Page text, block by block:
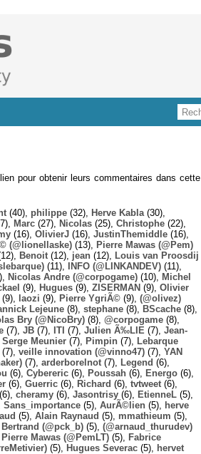
pour obtenir leurs commentaires dans cette
(40), philippe (32), Herve Kabla (30),
Marc (27), Nicolas (25), Christophe (22),
(16), OlivierJ (16), JustinThemiddle (16),
(@lionellaske) (13),
Pierre Mawas (@Pem)
Benoit (12), jean (12),
Louis van Proosdij
(11), INFO (@LINKANDEV) (11),
Nicolas Andre (@corpogame) (10),
Michel
(9), Hugues (9), ZISERMAN (9), Olivier
(9), laozi (9), Pierre YgriÃ© (9), (@olivez)
Lejeune (8), stephane (8), BScache (8),
Bry (@NicoBry) (8), @corpogame (8),
(7), JB (7), ITI (7), Julien Ã‰LIE (7), Jean-
Serge Meunier (7), Pimpin (7),
Lebarque
(7), veille innovation (@vinno47) (7), YAN
(7), arderborelnot (7), Legend (6),
(6), Cybereric (6), Poussah (6), Energo (6),
(6), Guerric (6), Richard (6), tvtweet (6),
(6), cheramy (6), Jasontrisy (6), EtienneL (5),
Sans_importance (5), AurÃ©lien (5),
herve
(5), Alain Raynaud (5), mmathieum (5),
(@pck_b) (5), (@arnaud_thurudev)
Pierre Mawas (@PemLT) (5),
Fabrice
(5), Hugues Severac (5),
hervet